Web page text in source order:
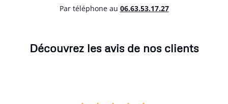
Par téléphone au 06.63.53.17.27
Découvrez les avis de nos clients